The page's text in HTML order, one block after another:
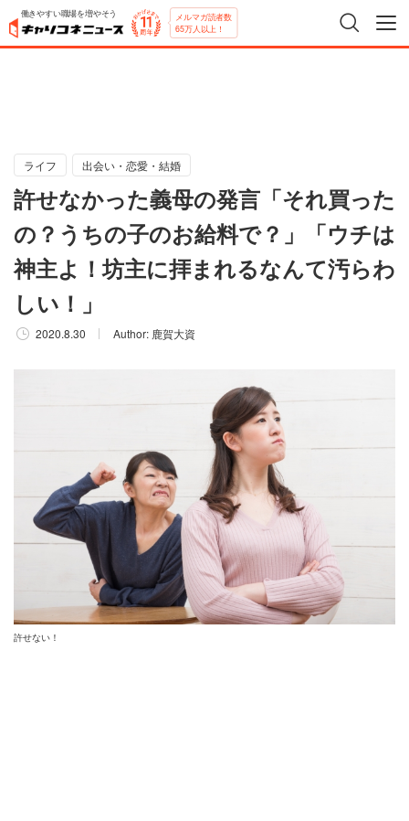
働きやすい職場を増やそう メルマガ読者数
65万人以上！
ライフ 出会い・恋愛・結婚
許せなかった義母の発言「それ買った
の？うちの子のお給料で？」「ウチは
神主よ！坊主に拝まれるなんて汚らわ
しい！」
2020.8.30 Author: 鹿賀大資
許せない！